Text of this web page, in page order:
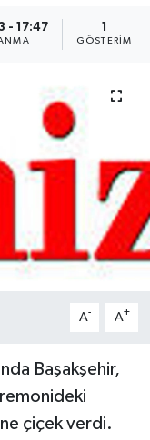
- 17:47
GÖSTERIM
A- A+
Başakşehir,
çiçek verdi.